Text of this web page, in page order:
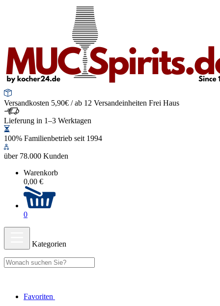
Versandkosten 5,90€ / ab 12 Versandeinheiten Frei Haus
Lieferung in 1–3 Werktagen
100% Familienbetrieb seit 1994
über 78.000 Kunden
Warenkorb
0,00 €
0
Kategorien
Favoriten